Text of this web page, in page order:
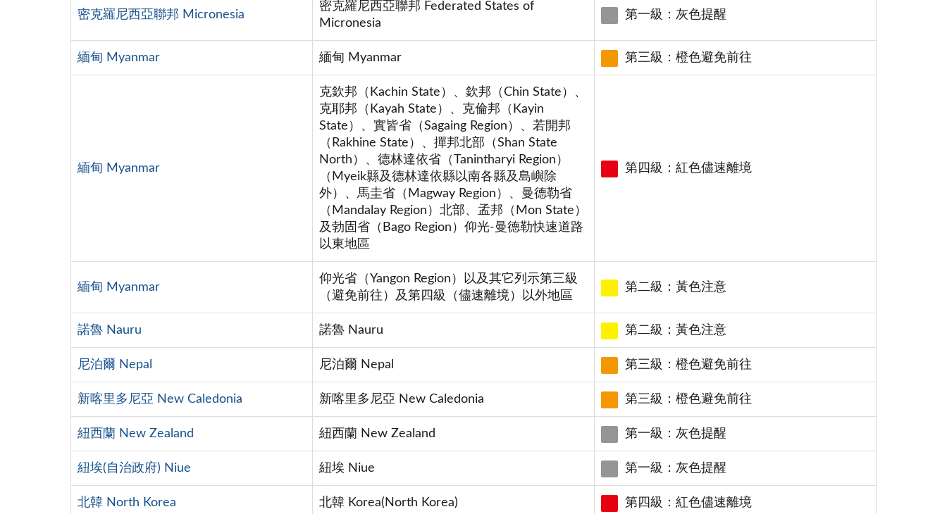
密克羅尼西亞聯邦 Micronesia
密克羅尼西亞聯邦 Federated States of
Micronesia
第一級：灰色提醒
緬甸 Myanmar 緬甸 Myanmar 第三級：橙色避免前往
緬甸 Myanmar
克欽邦（Kachin State）、欽邦（Chin State）、
克耶邦（Kayah State）、克倫邦（Kayin
State）、實皆省（Sagaing Region）、若開邦
（Rakhine State）、撣邦北部（Shan State
North）、德林達依省（Tanintharyi Region）
（Myeik縣及德林達依縣以南各縣及島嶼除
外）、馬圭省（Magway Region）、曼德勒省
（Mandalay Region）北部、孟邦（Mon State）
及勃固省（Bago Region）仰光-曼德勒快速道路
以東地區
第四級：紅色儘速離境
緬甸 Myanmar
仰光省（Yangon Region）以及其它列示第三級
（避免前往）及第四級（儘速離境）以外地區
第二級：黃色注意
諾魯 Nauru 諾魯 Nauru 第二級：黃色注意
尼泊爾 Nepal 尼泊爾 Nepal 第三級：橙色避免前往
新喀里多尼亞 New Caledonia 新喀里多尼亞 New Caledonia 第三級：橙色避免前往
紐西蘭 New Zealand 紐西蘭 New Zealand 第一級：灰色提醒
紐埃(自治政府) Niue 紐埃 Niue 第一級：灰色提醒
北韓 North Korea 北韓 Korea(North Korea) 第四級：紅色儘速離境